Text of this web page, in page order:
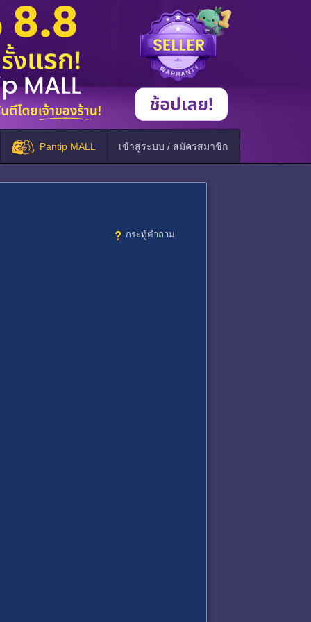
Pantip MALL เข้าสู่ระบบ / สมัครสมาชิก
กระทู้คำถาม